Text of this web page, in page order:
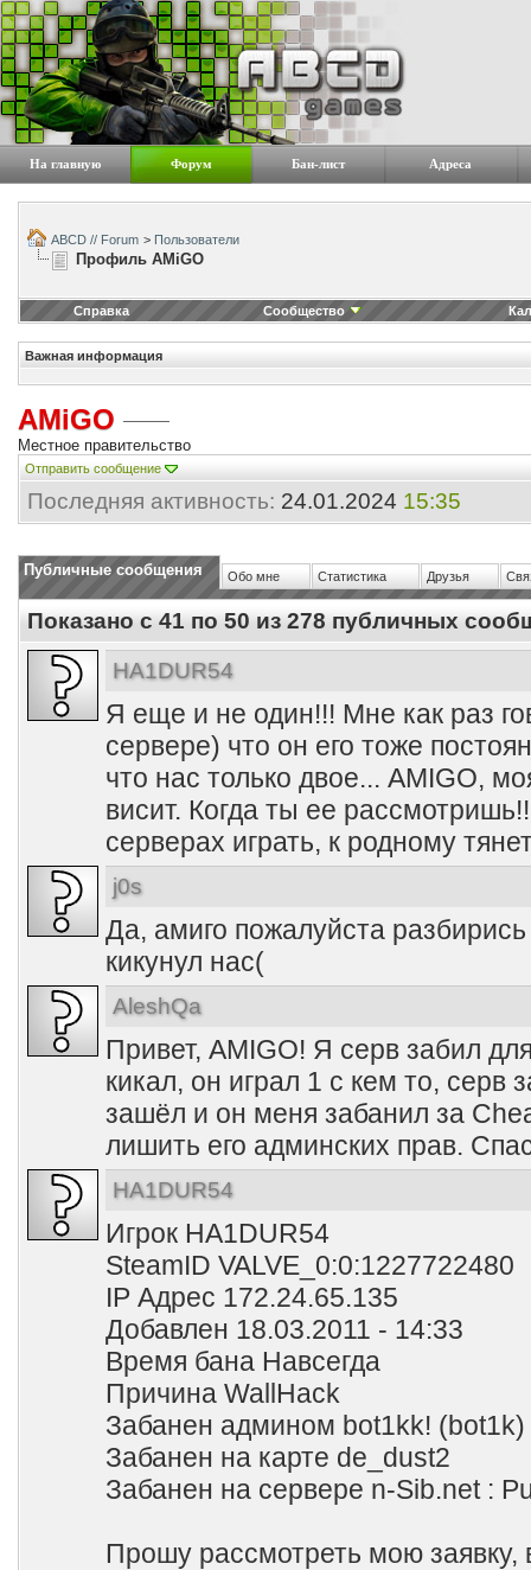
На главную Форум Бан-лист Адреса
ABCD // Forum > Пользователи
Профиль AMiGO
Справка Сообщество
Важная информация
AMiGO
Местное правительство
Отправить сообщение
Последняя активность: 24.01.2024 15:35
Публичные сообщения Обо мне Статистика Друзья
Показано с 41 по 50 из 278 публичных
HA1DUR54
Я еще и не один!!! Мне как раз
сервере) что он его тоже
что нас только двое... AMIGO,
висит. Когда ты ее
серверах играть, к родному
j0s
Да, амиго пожалуйста
кикунул нас(
AleshQa
Привет, AMIGO! Я серв забил
кикал, он играл 1 с кем то, серв
зашёл и он меня забанил за
лишить его админских прав.
HA1DUR54
Игрок HA1DUR54
SteamID VALVE_0:0:1227722480
IP Адрес 172.24.65.135
Добавлен 18.03.2011 - 14:33
Время бана Навсегда
Причина WallHack
Забанен админом bot1kk! (bot1k)
Забанен на карте de_dust2
Забанен на сервере n-Sib.net :
Прошу рассмотреть мою